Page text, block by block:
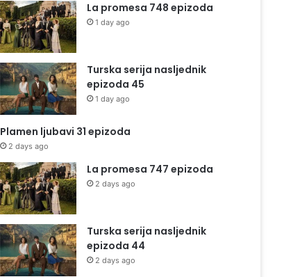
La promesa 748 epizoda
1 day ago
Turska serija nasljednik
epizoda 45
1 day ago
Plamen ljubavi 31 epizoda
2 days ago
La promesa 747 epizoda
2 days ago
Turska serija nasljednik
epizoda 44
2 days ago